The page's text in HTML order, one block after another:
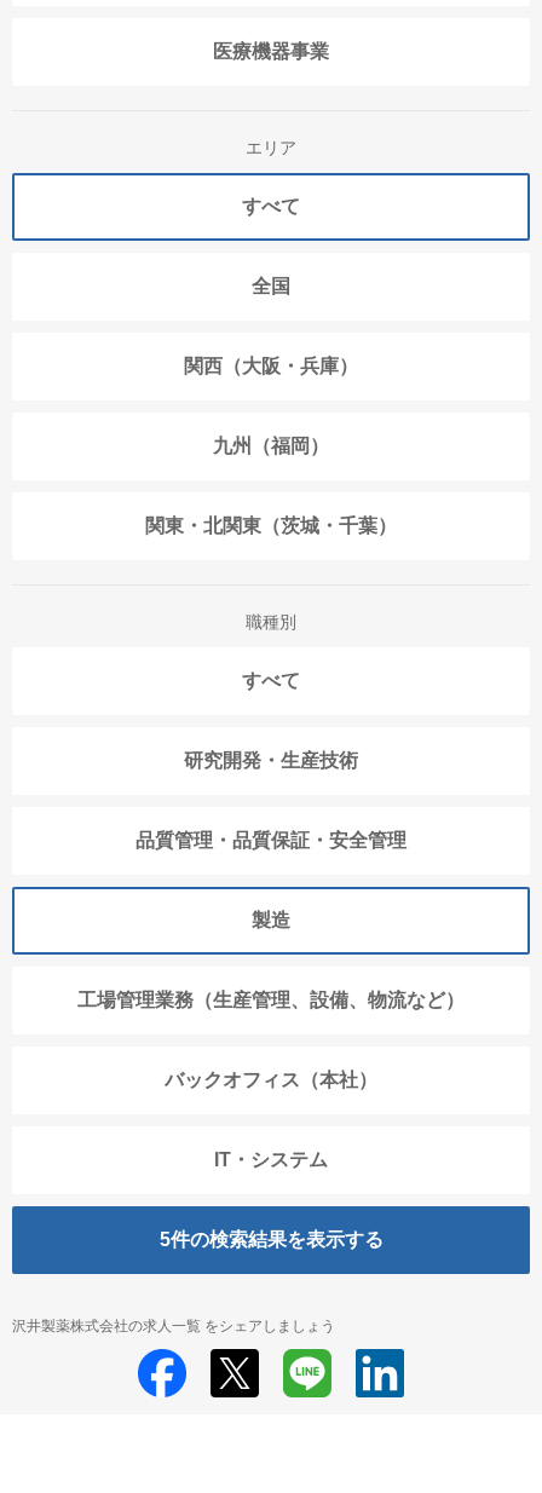
医療機器事業
エリア
すべて
全国
関西（大阪・兵庫）
九州（福岡）
関東・北関東（茨城・千葉）
職種別
すべて
研究開発・生産技術
品質管理・品質保証・安全管理
製造
工場管理業務（生産管理、設備、物流など）
バックオフィス（本社）
IT・システム
5件の検索結果を表示する
沢井製薬株式会社の求人一覧 をシェアしましょう